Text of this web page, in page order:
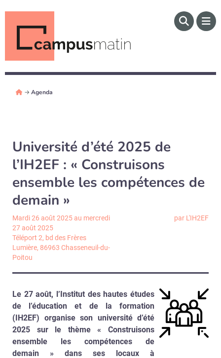
→Agenda
Université d’été 2025 de
l’IH2EF : « Construisons
ensemble les compétences de
demain »
Mardi 26 août 2025 au mercredi
27 août 2025
Téléport 2, bd des Frères
Lumière, 86963 Chasseneuil-du-
Poitou
par L'IH2EF
Le 27 août, l’Institut des hautes études
de l’éducation et de la formation
(IH2EF) organise son université d’été
2025 sur le thème « Construisons
ensemble les compétences de
demain » dans ses locaux à